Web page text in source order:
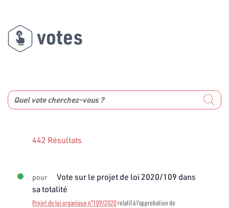
votes
442 Résultats
pour
Vote sur le projet de loi 2020/109 dans
sa totalité
Projet de loi organique n°109/2020relatif à l'approbation de